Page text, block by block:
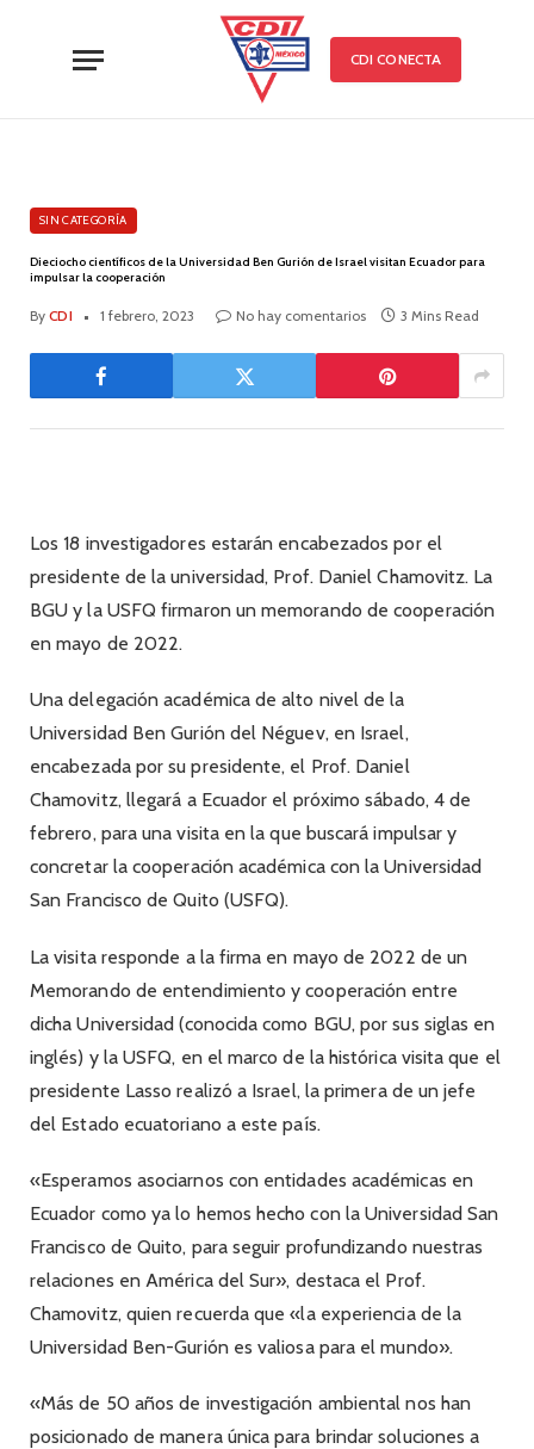
CDI CONECTA
SIN CATEGORÍA
Dieciocho científicos de la Universidad Ben Gurión de Israel visitan Ecuador para
impulsar la cooperación
By CDI 1 febrero, 2023 No hay comentarios 3 Mins Read
Los 18 investigadores estarán encabezados por el
presidente de la universidad, Prof. Daniel Chamovitz. La
BGU y la USFQ firmaron un memorando de cooperación
en mayo de 2022.
Una delegación académica de alto nivel de la
Universidad Ben Gurión del Néguev, en Israel,
encabezada por su presidente, el Prof. Daniel
Chamovitz, llegará a Ecuador el próximo sábado, 4 de
febrero, para una visita en la que buscará impulsar y
concretar la cooperación académica con la Universidad
San Francisco de Quito (USFQ).
La visita responde a la firma en mayo de 2022 de un
Memorando de entendimiento y cooperación entre
dicha Universidad (conocida como BGU, por sus siglas en
inglés) y la USFQ, en el marco de la histórica visita que el
presidente Lasso realizó a Israel, la primera de un jefe
del Estado ecuatoriano a este país.
«Esperamos asociarnos con entidades académicas en
Ecuador como ya lo hemos hecho con la Universidad San
Francisco de Quito, para seguir profundizando nuestras
relaciones en América del Sur», destaca el Prof.
Chamovitz, quien recuerda que «la experiencia de la
Universidad Ben-Gurión es valiosa para el mundo».
«Más de 50 años de investigación ambiental nos han
posicionado de manera única para brindar soluciones a